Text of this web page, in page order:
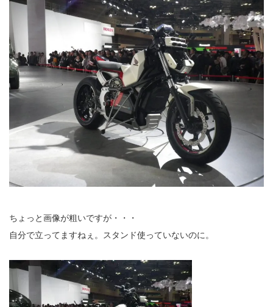
ちょっと画像が粗いですが・・・
自分で立ってますねぇ。スタンド使っていないのに。